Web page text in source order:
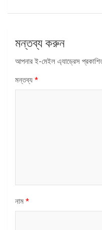
মন্তব্য করুন
আপনার ই-মেইল এ্যাড্রেস
মন্তব্য *
নাম *